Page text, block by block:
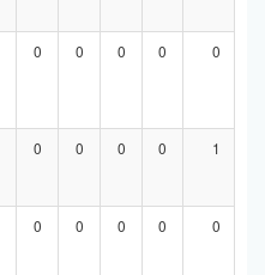
0 0 0 0 0
0 0 0 0 1
0 0 0 0 0